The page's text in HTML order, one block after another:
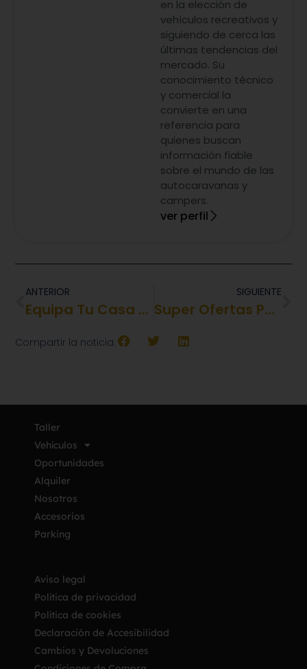
en la elección de
vehículos recreativos y
siguiendo de cerca las
últimas tendencias del
mercado. Su
conocimiento técnico
y comercial la
convierte en una
referencia para
quienes buscan
información fiable
sobre el mundo de las
autocaravanas y
campers.
ver perfil
ANTERIOR
Equipa Tu Casa Sobre Ruedas En Una Tienda Caravaning
SIGUIENTE
Super Ofertas Por Los “Ocho Días Del Caravaning”
Compartir la noticia:
Taller
Vehículos
Oportunidades
Alquiler
Nosotros
Accesorios
Parking
Aviso legal
Política de privacidad
Política de cookies
Declaración de Accesibilidad
Cambios y Devoluciones